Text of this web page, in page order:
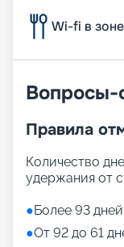
Wi-fi в
Вопросы-
Правила
Количество
удержания от
●Более 93
●От 92 до 61